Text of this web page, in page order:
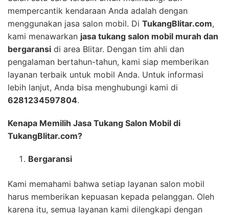
mempercantik kendaraan Anda adalah dengan
menggunakan jasa salon mobil. Di TukangBlitar.com,
kami menawarkan jasa tukang salon mobil murah dan
bergaransi di area Blitar. Dengan tim ahli dan
pengalaman bertahun-tahun, kami siap memberikan
layanan terbaik untuk mobil Anda. Untuk informasi
lebih lanjut, Anda bisa menghubungi kami di
6281234597804.
Kenapa Memilih Jasa Tukang Salon Mobil di
TukangBlitar.com?
Bergaransi
Kami memahami bahwa setiap layanan salon mobil
harus memberikan kepuasan kepada pelanggan. Oleh
karena itu, semua layanan kami dilengkapi dengan